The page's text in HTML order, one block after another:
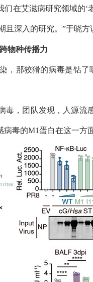
在艾滋病研究领域的‘
深入的研究。”于晓方
物种传播力
，那狡猾的病毒是钻
毒，团队发现，人源流
病毒的M1蛋白在这一方